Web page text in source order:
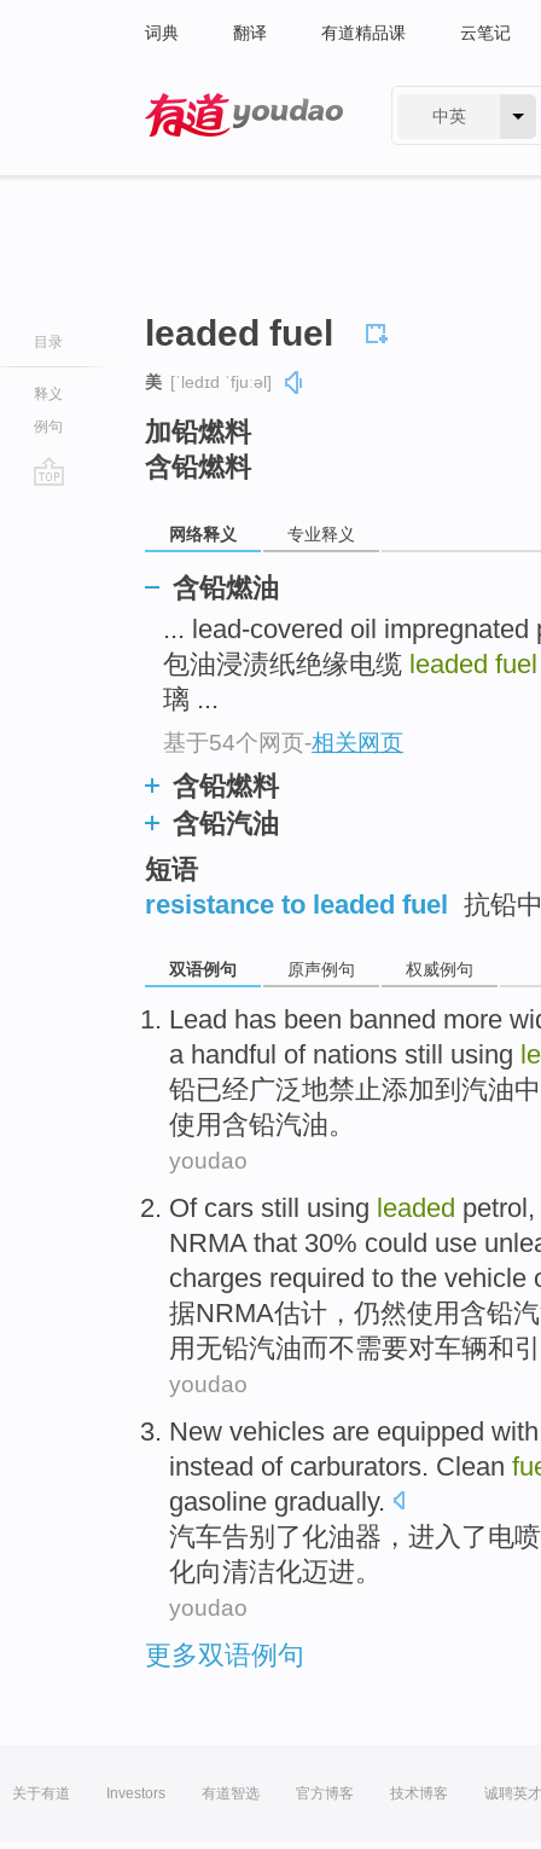
词典 翻译 有道精品课 云笔记
中英
目录
释义
例句
leaded fuel
美 [ˈledɪd ˈfjuːəl]
加铅燃料
含铅燃料
网络释义 专业释义
含铅燃油
... lead-covered oil
包油浸渍纸绝缘电缆 leaded
璃 ...
基于54个网页-相关网页
含铅燃料
含铅汽油
短语
resistance to leaded fuel
抗铅
双语例句 原声例句 权威例句
Lead has been banned more
a handful of nations still using
铅已经广泛地禁止添加到 汽油
使用含铅汽油。
youdao
Of cars still using leaded petrol
NRMA that 30% could use
charges required to the vehicle
据NRMA估计 ， 仍然使用含铅
用 无铅汽油而不需要对车辆和
youdao
New vehicles are equipped
instead of carburators. Clean
gasoline gradually.
汽车告别 了化油器 ，进入了电
化向清洁化迈进。
youdao
更多双语例句
关于有道 Investors 有道智选 官方博客 技术博客 诚聘英才